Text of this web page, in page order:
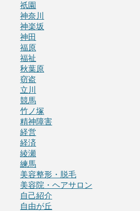
祇園
神奈川
神楽坂
神田
福原
福祉
秋葉原
窃盗
立川
競馬
竹ノ塚
精神障害
経営
経済
綾瀬
練馬
美容整形・脱毛
美容院・ヘアサロン
自己紹介
自由が丘